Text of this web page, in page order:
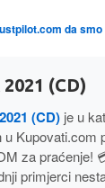
da
(CD)
(CD) je u
Kupovati.com
za praćenje!
primjerci